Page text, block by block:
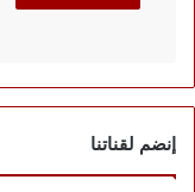
إنضم لقناتنا